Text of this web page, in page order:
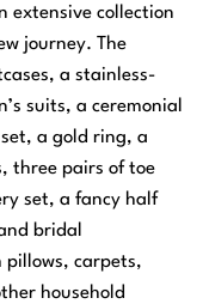
extensive collection
journey. The
a stainless-
suits, a ceremonial
a gold ring, a
three pairs of toe
set, a fancy half
bridal
pillows, carpets,
household